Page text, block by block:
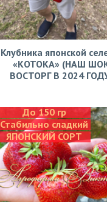
Клубника японской
«КОТОКА» (НАШ
ВОСТОРГ В 2024
До 150 гр
Стабильно сладкий
ЯПОНСКИЙ СОРТ